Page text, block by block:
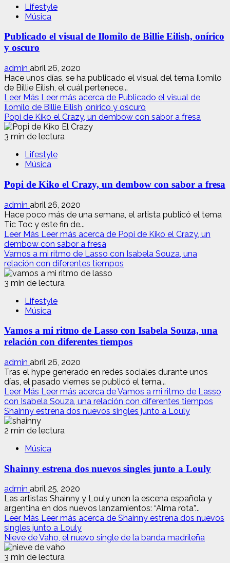
Lifestyle
Música
Publicado el visual de Ilomilo de Billie Eilish, onírico
y oscuro
admin abril 26, 2020
Hace unos días, se ha publicado el visual del tema Ilomilo
de Billie Eilish, el cuál pertenece...
Leer Más Leer más acerca de Publicado el visual de
Ilomilo de Billie Eilish, onírico y oscuro
Popi de Kiko el Crazy, un dembow con sabor a fresa
3 min de lectura
Lifestyle
Música
Popi de Kiko el Crazy, un dembow con sabor a fresa
admin abril 26, 2020
Hace poco más de una semana, el artista publicó el tema
Tic Toc y este fin de...
Leer Más Leer más acerca de Popi de Kiko el Crazy, un
dembow con sabor a fresa
Vamos a mi ritmo de Lasso con Isabela Souza, una
relación con diferentes tiempos
3 min de lectura
Lifestyle
Música
Vamos a mi ritmo de Lasso con Isabela Souza, una
relación con diferentes tiempos
admin abril 26, 2020
Tras el hype generado en redes sociales durante unos
días, el pasado viernes se publicó el tema...
Leer Más Leer más acerca de Vamos a mi ritmo de Lasso
con Isabela Souza, una relación con diferentes tiempos
Shainny estrena dos nuevos singles junto a Louly
2 min de lectura
Música
Shainny estrena dos nuevos singles junto a Louly
admin abril 25, 2020
Las artistas Shainny y Louly unen la escena española y
argentina en dos nuevos lanzamientos: “Alma rota”...
Leer Más Leer más acerca de Shainny estrena dos nuevos
singles junto a Louly
Nieve de Vaho, el nuevo single de la banda madrileña
3 min de lectura